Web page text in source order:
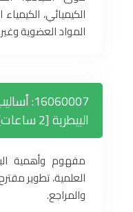
الكيميائي،
المواد العضوية
البيطرية [2 ساعات]
مفهوم وأهمية
العلمية، تطوير
والمراجع.